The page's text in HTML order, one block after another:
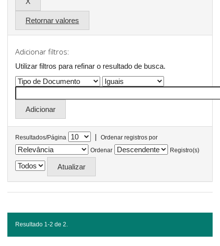
Retornar valores
Adicionar filtros:
Utilizar filtros para refinar o resultado de busca.
Resultados/Página |
Ordenar registros por
Ordenar
Registro(s)
Resultado 1-2 de 2.